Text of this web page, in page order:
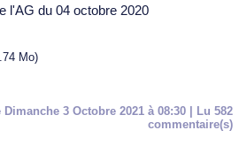
l'AG du 04 octobre 2020
Mo)
Dimanche 3 Octobre 2021 à 08:30 | Lu 582
commentaire(s)